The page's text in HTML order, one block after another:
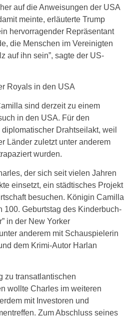
auf die Anweisungen der USA
meinte, erläuterte Trump
hervorragender Repräsentant
die Menschen im Vereinigten
auf ihn sein”, sagte der US-
Royals in den USA
sind derzeit zu einem
in den USA. Für den
Drahtseilakt, weil
Länder zuletzt unter anderem
wurden.
der sich seit vielen Jahren
einsetzt, ein städtisches Projekt
besuchen. Königin Camilla
100. Geburtstag des Kinderbuch-
in der New Yorker
anderem mit Schauspielerin
dem Krimi-Autor Harlan
zu transatlantischen
wollte Charles im weiteren
mit Investoren und
Zum Abschluss seines